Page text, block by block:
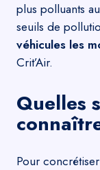
plus polluants
seuils de
véhicules les
Crit’Air.
Quelles
Pour